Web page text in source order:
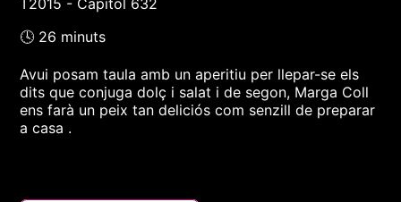
T2015 - Capítol 632
🕓 26 minuts
Avui posam taula amb un aperitiu per llepar-se els
dits que conjuga dolç i salat i de segon, Marga Coll
ens farà un peix tan deliciós com senzill de preparar
a casa .